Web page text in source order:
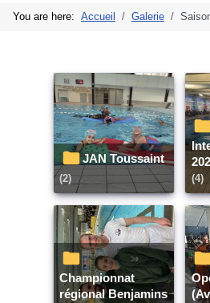
You are here: Accueil Galerie
JAN Toussaint
(2)
Interclubs TC - Nov
(4)
Championnat
régional Benjamins
Open de Rentrée